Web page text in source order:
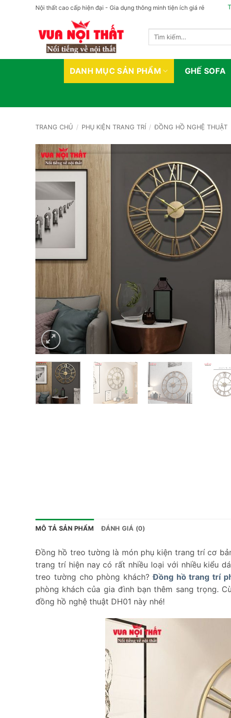
Nội thất cao cấp hiện đại - Gia dụng thông minh tiện ích giá rẻ
Tìm
DANH MỤC SẢN PHẨM GHẾ SOFA
TRANG CHỦ / PHỤ KIỆN TRANG TRÍ / ĐỒNG HỒ NGHỆ THUẬT
MÔ TẢ SẢN PHẨM ĐÁNH GIÁ (0)
Đồng hồ treo tường là món phụ kiện trang trí cơ
trang trí hiện nay có rất nhiều loại với nhiều kiểu
treo tường cho phòng khách?Đồng hồ trang trí
phòng khách của gia đình bạn thêm sang trọng.
đồng hồ nghệ thuật DH01 này nhé!